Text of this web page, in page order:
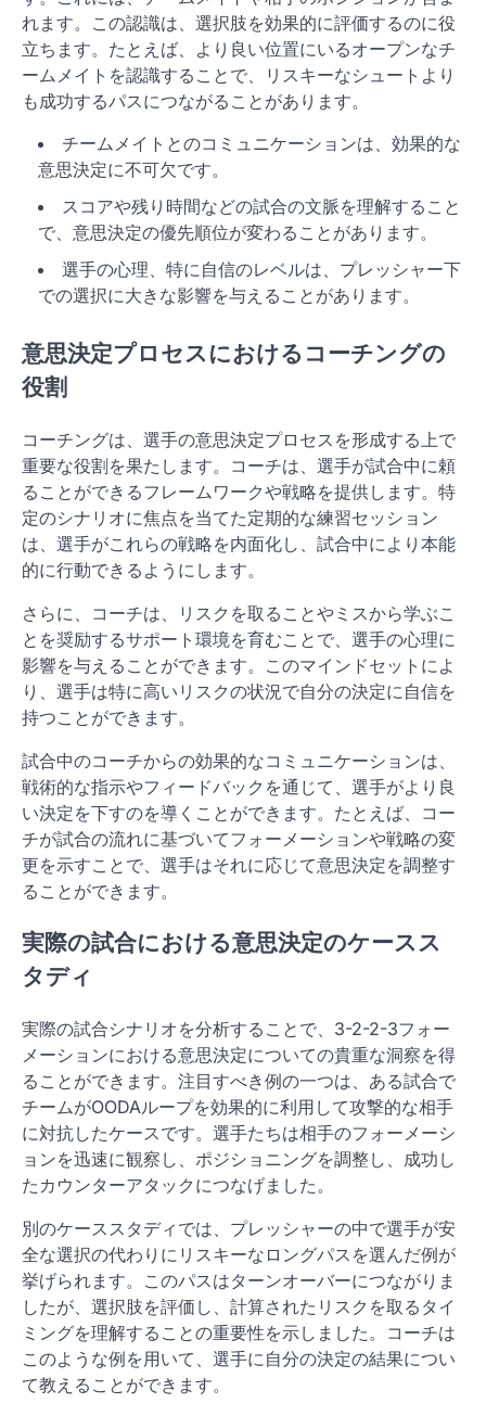
れます。この認識は、選択肢を効果的に評価するのに役
立ちます。たとえば、より良い位置にいるオープンなチ
ームメイトを認識することで、リスキーなシュートより
も成功するパスにつながることがあります。
チームメイトとのコミュニケーションは、効果的な
意思決定に不可欠です。
スコアや残り時間などの試合の文脈を理解すること
で、意思決定の優先順位が変わることがあります。
選手の心理、特に自信のレベルは、プレッシャー下
での選択に大きな影響を与えることがあります。
意思決定プロセスにおけるコーチングの
役割
コーチングは、選手の意思決定プロセスを形成する上で
重要な役割を果たします。コーチは、選手が試合中に頼
ることができるフレームワークや戦略を提供します。特
定のシナリオに焦点を当てた定期的な練習セッション
は、選手がこれらの戦略を内面化し、試合中により本能
的に行動できるようにします。
さらに、コーチは、リスクを取ることやミスから学ぶこ
とを奨励するサポート環境を育むことで、選手の心理に
影響を与えることができます。このマインドセットによ
り、選手は特に高いリスクの状況で自分の決定に自信を
持つことができます。
試合中のコーチからの効果的なコミュニケーションは、
戦術的な指示やフィードバックを通じて、選手がより良
い決定を下すのを導くことができます。たとえば、コー
チが試合の流れに基づいてフォーメーションや戦略の変
更を示すことで、選手はそれに応じて意思決定を調整す
ることができます。
実際の試合における意思決定のケースス
タディ
実際の試合シナリオを分析することで、3-2-2-3フォー
メーションにおける意思決定についての貴重な洞察を得
ることができます。注目すべき例の一つは、ある試合で
チームがOODAループを効果的に利用して攻撃的な相手
に対抗したケースです。選手たちは相手のフォーメーシ
ョンを迅速に観察し、ポジショニングを調整し、成功し
たカウンターアタックにつなげました。
別のケーススタディでは、プレッシャーの中で選手が安
全な選択の代わりにリスキーなロングパスを選んだ例が
挙げられます。このパスはターンオーバーにつながりま
したが、選択肢を評価し、計算されたリスクを取るタイ
ミングを理解することの重要性を示しました。コーチは
このような例を用いて、選手に自分の決定の結果につい
て教えることができます。